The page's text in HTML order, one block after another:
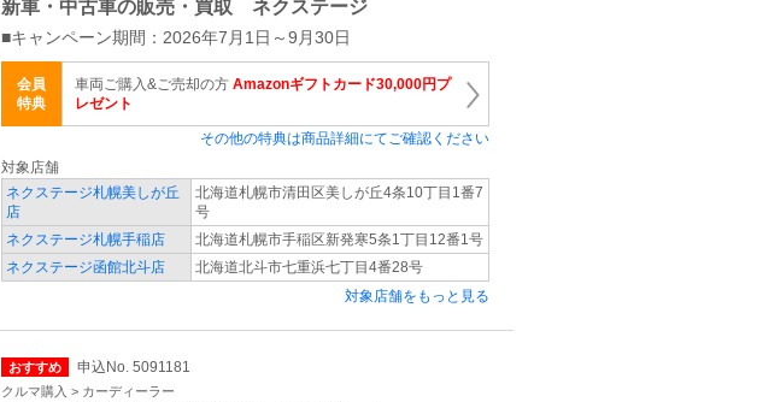
新車・中古車の販売・買取 ネクステージ
■キャンペーン期間：2026年7月1日～9月30日
会員
特典
車両ご購入&ご売却の方 Amazonギフトカード30,000円プ
レゼント
その他の特典は商品詳細にてご確認ください
対象店舗
ネクステージ札幌美しが丘
店
北海道札幌市清田区美しが丘4条10丁目1番7
号
ネクステージ札幌手稲店
北海道札幌市手稲区新発寒5条1丁目12番1号
ネクステージ函館北斗店
北海道北斗市七重浜七丁目4番28号
対象店舗をもっと見る
おすすめ 申込No. 5091181
クルマ購入 > カーディーラー